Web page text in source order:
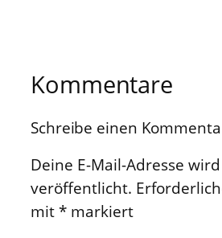
Kommentare
Schreibe einen
Deine E-Mail-Adresse
veröffentlicht.
mit * markiert